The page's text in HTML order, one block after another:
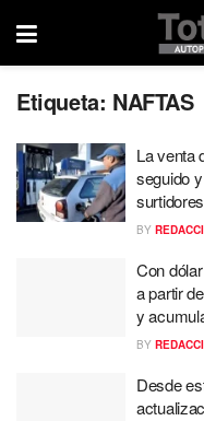
Etiqueta: NAFTAS
La venta
seguido
surtidores
BY
Con
a partir
y
BY
Desde